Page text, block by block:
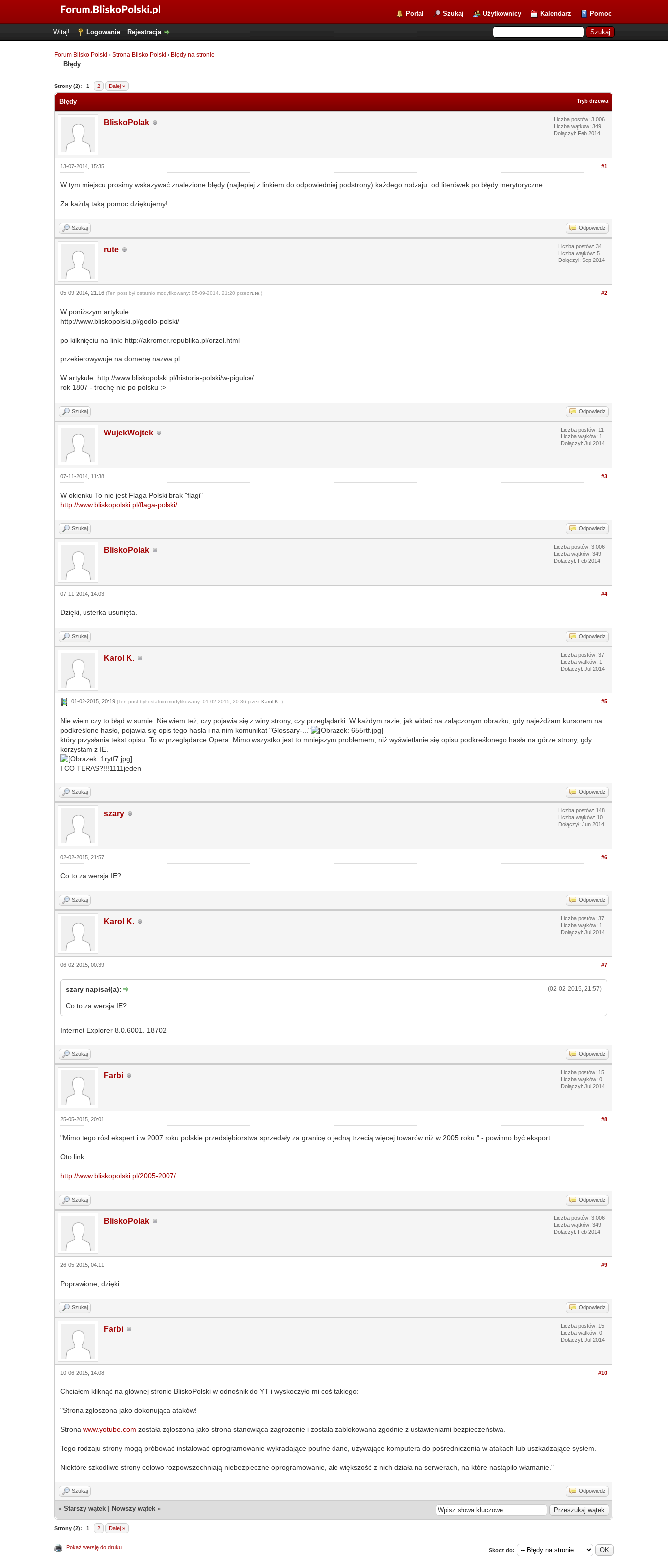
Portal Szukaj Użytkownicy Kalendarz Pomoc
Witaj! Logowanie Rejestracja
Forum Blisko Polski ›Strona Blisko Polski › Błędy na stronie
Błędy
Strony (2): 1 2 Dalej »
Tryb drzewa
Błędy
BliskoPolak
Liczba postów: 3,006
Liczba wątków: 349
Dołączył: Feb 2014
#1
13-07-2014, 15:35
W tym miejscu prosimy wskazywać znalezione błędy (najlepiej z linkiem do odpowiedniej podstrony) każdego rodzaju: od literówek po błędy merytoryczne.
Za każdą taką pomoc dziękujemy!
Szukaj Odpowiedz
rute
Liczba postów: 34
Liczba wątków: 5
Dołączył: Sep 2014
#2
05-09-2014, 21:16(Ten post był ostatnio modyfikowany: 05-09-2014, 21:20 przezrute .)
W poniższym artykule:
http://www.bliskopolski.pl/godlo-polski/
po kilknięciu na link: http://akromer.republika.pl/orzel.html
przekierowywuje na domenę nazwa.pl
W artykule: http://www.bliskopolski.pl/historia-polski/w-pigulce/
rok 1807 - trochę nie po polsku :>
Szukaj Odpowiedz
WujekWojtek
Liczba postów: 11
Liczba wątków: 1
Dołączył: Jul 2014
#3
07-11-2014, 11:38
W okienku To nie jest Flaga Polski brak "flagi"
http://www.bliskopolski.pl/flaga-polski/
Szukaj Odpowiedz
BliskoPolak
Liczba postów: 3,006
Liczba wątków: 349
Dołączył: Feb 2014
#4
07-11-2014, 14:03
Dzięki, usterka usunięta.
Szukaj Odpowiedz
Karol K.
Liczba postów: 37
Liczba wątków: 1
Dołączył: Jul 2014
#5
01-02-2015, 20:19(Ten post był ostatnio modyfikowany: 01-02-2015, 20:36 przezKarol K. .)
Nie wiem czy to błąd w sumie. Nie wiem też, czy pojawia się z winy strony, czy przeglądarki. W każdym razie, jak widać na załączonym obrazku, gdy najeżdżam kursorem na
podkreślone hasło, pojawia się opis tego hasła i na nim komunikat "Glossary-..."
który przysłania tekst opisu. To w przeglądarce Opera. Mimo wszystko jest to mniejszym problemem, niż wyświetlanie się opisu podkreślonego hasła na górze strony, gdy
korzystam z IE.
I CO TERAS?!!!1111jeden
Szukaj Odpowiedz
szary
Liczba postów: 148
Liczba wątków: 10
Dołączył: Jun 2014
#6
02-02-2015, 21:57
Co to za wersja IE?
Szukaj Odpowiedz
Karol K.
Liczba postów: 37
Liczba wątków: 1
Dołączył: Jul 2014
#7
06-02-2015, 00:39
(02-02-2015, 21:57)
szary napisał(a):
Co to za wersja IE?
Internet Explorer 8.0.6001. 18702
Szukaj Odpowiedz
Farbi
Liczba postów: 15
Liczba wątków: 0
Dołączył: Jul 2014
#8
25-05-2015, 20:01
"Mimo tego rósł ekspert i w 2007 roku polskie przedsiębiorstwa sprzedały za granicę o jedną trzecią więcej towarów niż w 2005 roku." - powinno być eksport
Oto link:
http://www.bliskopolski.pl/2005-2007/
Szukaj Odpowiedz
BliskoPolak
Liczba postów: 3,006
Liczba wątków: 349
Dołączył: Feb 2014
#9
26-05-2015, 04:11
Poprawione, dzięki.
Szukaj Odpowiedz
Farbi
Liczba postów: 15
Liczba wątków: 0
Dołączył: Jul 2014
#10
10-06-2015, 14:08
Chciałem kliknąć na głównej stronie BliskoPolski w odnośnik do YT i wyskoczyło mi coś takiego:
"Strona zgłoszona jako dokonująca ataków!
Stronawww.yotube.com została zgłoszona jako strona stanowiąca zagrożenie i została zablokowana zgodnie z ustawieniami bezpieczeństwa.
Tego rodzaju strony mogą próbować instalować oprogramowanie wykradające poufne dane, używające komputera do pośredniczenia w atakach lub uszkadzające system.
Niektóre szkodliwe strony celowo rozpowszechniają niebezpieczne oprogramowanie, ale większość z nich działa na serwerach, na które nastąpiło włamanie."
Szukaj Odpowiedz
«Starszy wątek Nowszy wątek »
Strony (2): 1 2 Dalej »
Pokaż wersję do druku Skocz do: